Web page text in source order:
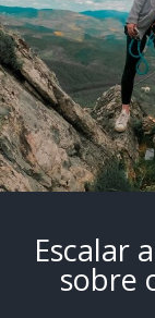
Escalar
sobre